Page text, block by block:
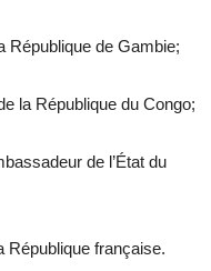
République de Gambie;
la République du Congo;
de l’État du
République française.